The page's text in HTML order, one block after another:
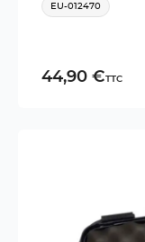
EU-012470
44,90 €TTC